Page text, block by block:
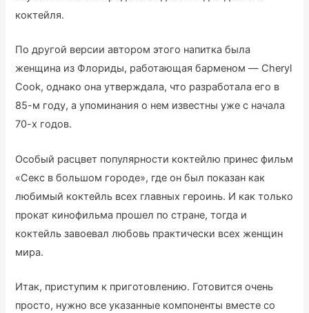
коктейля.
По другой версии автором этого напитка была
женщина из Флориды, работающая барменом — Cheryl
Cook, однако она утверждала, что разработала его в
85-м году, а упоминания о нем известны уже с начала
70-х годов.
Особый расцвет популярности коктейлю принес фильм
«Секс в большом городе», где он был показан как
любимый коктейль всех главных героинь. И как только
прокат кинофильма прошел по стране, тогда и
коктейль завоевал любовь практически всех женщин
мира.
Итак, приступим к приготовлению. Готовится очень
просто, нужно все указанные компоненты вместе со